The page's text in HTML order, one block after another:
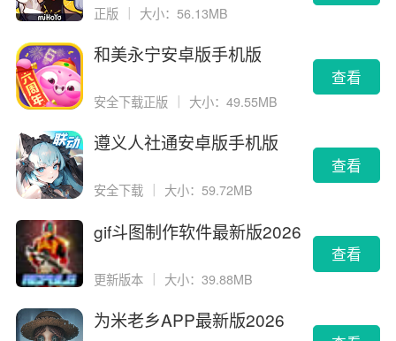
正版 ｜ 大小：56.13MB
和美永宁安卓版手机版
安全下载正版 大小：49.55MB
查看
遵义人社通安卓版手机版
安全下载 大小：59.72MB
查看
gif斗图制作软件最新版2026
更新版本 ｜ 大小：39.88MB
查看
为米老乡APP最新版2026